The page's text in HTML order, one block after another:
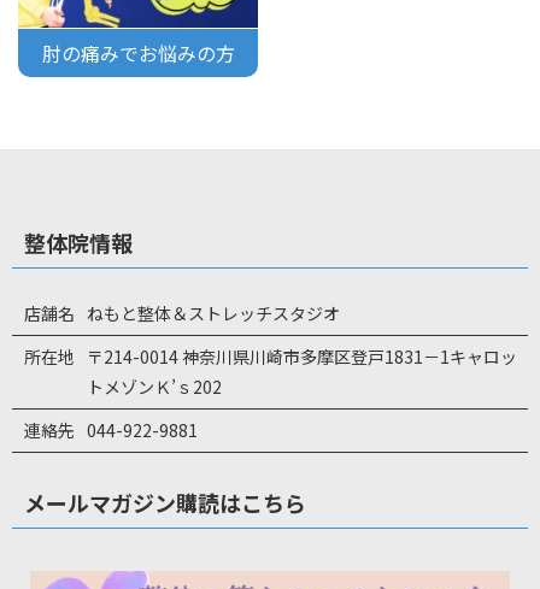
肘の痛みでお悩みの方
整体院情報
店舗名 ねもと整体＆ストレッチスタジオ
所在地
〒214-0014 神奈川県川崎市多摩区登戸1831－1キャロッ
トメゾンＫ’ｓ202
連絡先 044-922-9881
メールマガジン購読はこちら